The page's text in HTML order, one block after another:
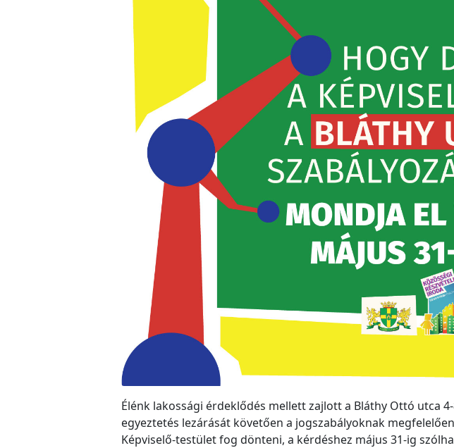
Élénk lakossági érdeklődés mellett zajlott a Bláthy Ottó utca
egyeztetés lezárását követően a jogszabályoknak
Képviselő-testület fog dönteni, a kérdéshez május 31-ig